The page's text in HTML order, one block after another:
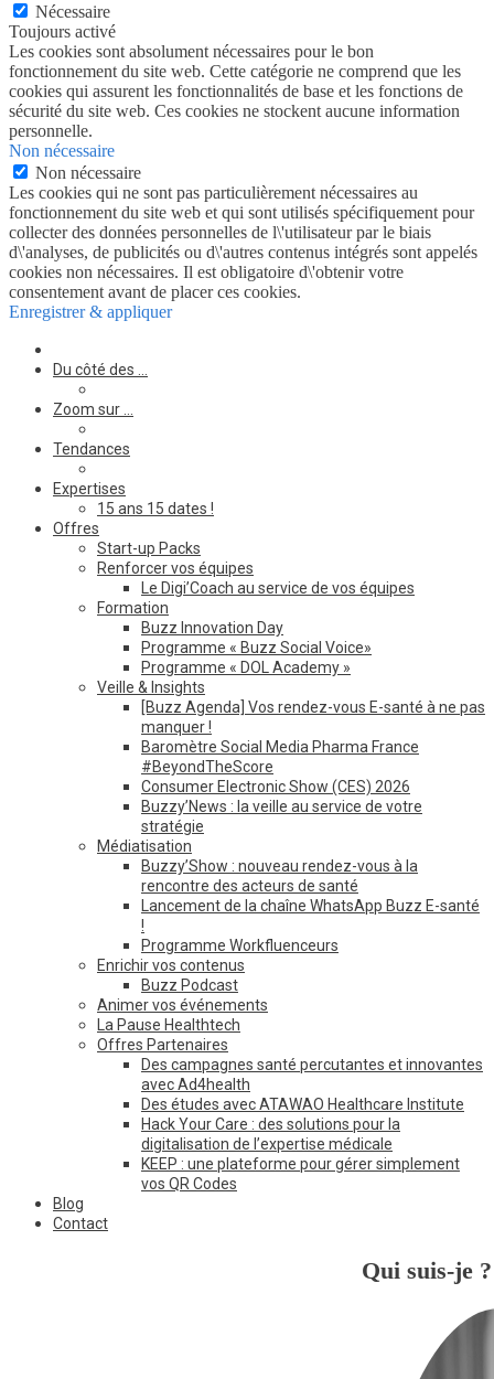
Nécessaire
Toujours activé
Les cookies sont absolument nécessaires pour le bon
fonctionnement du site web. Cette catégorie ne comprend que les
cookies qui assurent les fonctionnalités de base et les fonctions de
sécurité du site web. Ces cookies ne stockent aucune information
personnelle.
Non nécessaire
Non nécessaire
Les cookies qui ne sont pas particulièrement nécessaires au
fonctionnement du site web et qui sont utilisés spécifiquement pour
collecter des données personnelles de l\'utilisateur par le biais
d\'analyses, de publicités ou d\'autres contenus intégrés sont appelés
cookies non nécessaires. Il est obligatoire d\'obtenir votre
consentement avant de placer ces cookies.
Enregistrer & appliquer
Du côté des …
Zoom sur …
Tendances
Expertises
15 ans 15 dates !
Offres
Start-up Packs
Renforcer vos équipes
Le Digi’Coach au service de vos équipes
Formation
Buzz Innovation Day
Programme « Buzz Social Voice»
Programme « DOL Academy »
Veille & Insights
[Buzz Agenda] Vos rendez-vous E-santé à ne pas
manquer !
Baromètre Social Media Pharma France
#BeyondTheScore
Consumer Electronic Show (CES) 2026
Buzzy’News : la veille au service de votre
stratégie
Médiatisation
Buzzy’Show : nouveau rendez-vous à la
rencontre des acteurs de santé
Lancement de la chaîne WhatsApp Buzz E-santé
!
Programme Workfluenceurs
Enrichir vos contenus
Buzz Podcast
Animer vos événements
La Pause Healthtech
Offres Partenaires
Des campagnes santé percutantes et innovantes
avec Ad4health
Des études avec ATAWAO Healthcare Institute
Hack Your Care : des solutions pour la
digitalisation de l’expertise médicale
KEEP : une plateforme pour gérer simplement
vos QR Codes
Blog
Contact
Qui suis-je ?